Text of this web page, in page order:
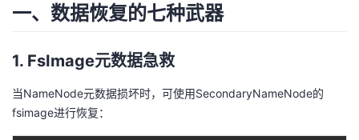
一、数据恢复的七种武器
1. FsImage元数据急救
当NameNode元数据损坏时，可使用SecondaryNameNode的
fsimage进行恢复：